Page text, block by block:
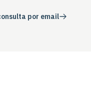
por email